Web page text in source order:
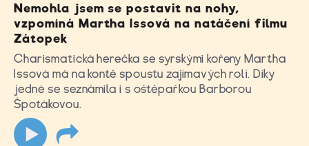
Nemohla jsem se postavit na nohy,
vzpomíná Martha Issová na natáčení filmu
Zátopek
Charismatická herečka se syrskými kořeny Martha
Issová má na kontě spoustu zajímavých rolí. Díky
jedné se seznámila i s oštěpařkou Barborou
Špotákovou.